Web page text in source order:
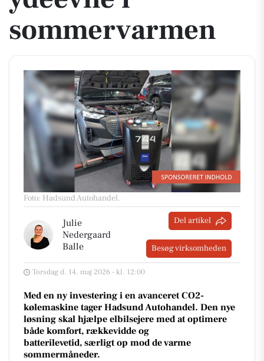
sommervarmen
Foto: Hadsund Autohandel.
Julie
Nedergaard
Balle
Del artikel
Besøg virksomheden
Torsdag d. 14. maj 2026 - kl. 12:00
Med en ny investering i en avanceret CO2-
kølemaskine tager Hadsund Autohandel. Den nye
løsning skal hjælpe elbilsejere med at optimere
både komfort, rækkevidde og
batterilevetid, særligt op mod de varme
sommermåneder.